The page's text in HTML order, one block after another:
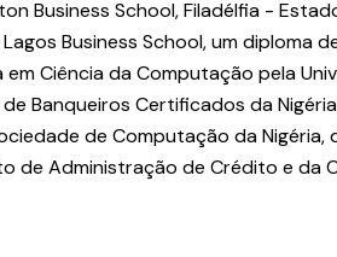
Business School, Filadélfia -
Lagos Business School, um diploma
Ciência da Computação pela
Banqueiros Certificados da
de Computação da
de Administração de Crédito e da